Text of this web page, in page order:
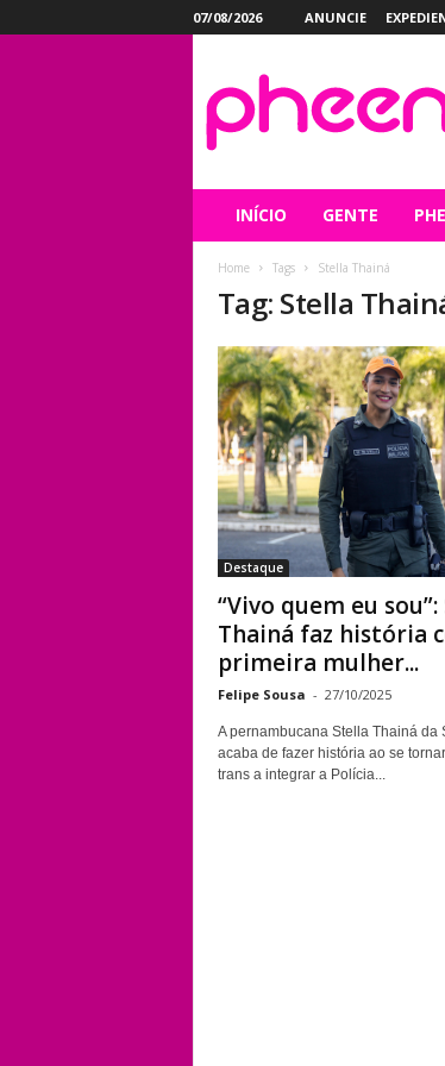
07/08/2026 ANUNCIE
INÍCIO GENTE
Home Tags Stella Thainá
Tag: Stella
Destaque
“Vivo quem eu
Thainá faz história
primeira mulher...
Felipe Sousa - 27/10/2025
A pernambucana Stella Thainá da
acaba de fazer história ao se
trans a integrar a Polícia...